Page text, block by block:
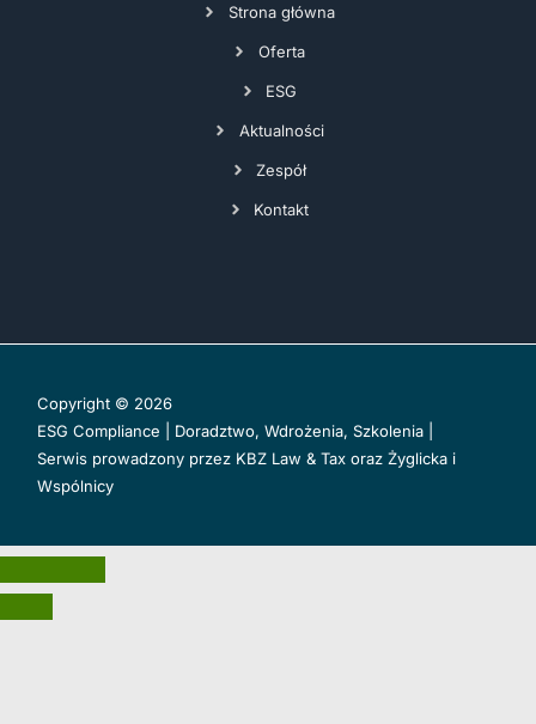
Strona główna
Oferta
ESG
Aktualności
Zespół
Kontakt
Copyright © 2026
ESG Compliance | Doradztwo, Wdrożenia, Szkolenia |
Serwis prowadzony przez KBZ Law & Tax oraz Żyglicka i
Wspólnicy